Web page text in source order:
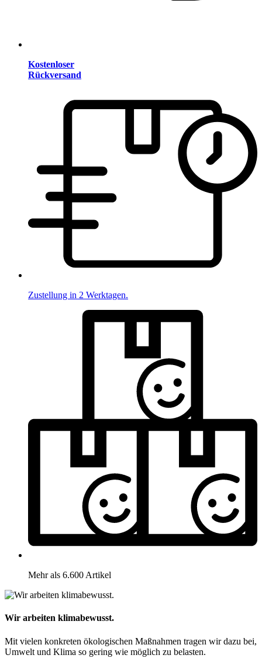
Kostenloser
Rückversand
Zustellung in 2 Werktagen.
Mehr als 6.600 Artikel
Wir arbeiten klimabewusst.
Mit vielen konkreten ökologischen Maßnahmen tragen wir dazu bei,
Umwelt und Klima so gering wie möglich zu belasten.